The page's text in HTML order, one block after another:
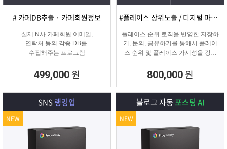
# 카페DB추출 · 카페회원정보
실제 N사 카페회원 이메일,
연락처 등의 각종 DB를
수집해주는 프로그램
499,000 원
#플레이스 상위노출 / 디지털 마케팅
플레이스 순위 로직을 반영한 저장하
기, 문의, 공유하기를 통해서 플레이
스 순위 및 플레이스 가시성을 강화
800,000 원
SNS랭킹업
NEW
블로그 자동포스팅 AI
NEW